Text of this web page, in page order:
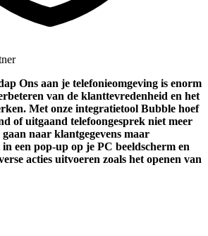
Ons aan je telefonieomgeving is enorm
van de klanttevredenheid en het
Met onze integratietool Bubble hoef
of uitgaand telefoongesprek niet meer
naar klantgegevens maar
een pop-up op je PC beeldscherm en
acties uitvoeren zoals het openen van